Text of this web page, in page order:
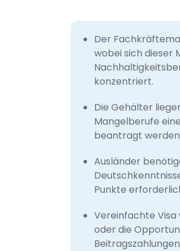
Der
wobei sich dieser
konzentriert.
Die Gehälter
Mangelberufe
beantragt
Ausländer
Punkte
Vereinfachte Visa
oder die